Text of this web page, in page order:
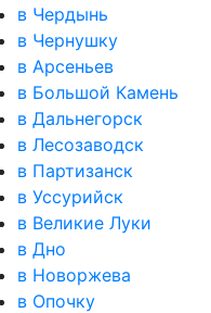
в Чердынь
в Чернушку
в Арсеньев
в Большой Камень
в Дальнегорск
в Лесозаводск
в Партизанск
в Уссурийск
в Великие Луки
в Дно
в Новоржева
в Опочку